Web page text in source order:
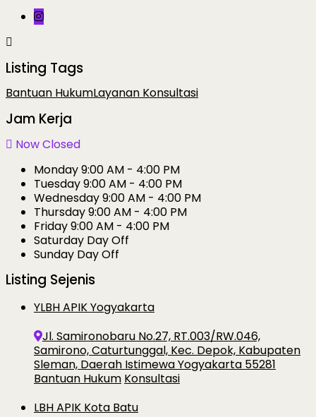
Listing Tags
Bantuan HukumLayanan Konsultasi
Jam Kerja
Now Closed
Monday9:00 AM - 4:00 PM
Tuesday9:00 AM - 4:00 PM
Wednesday9:00 AM - 4:00 PM
Thursday9:00 AM - 4:00 PM
Friday9:00 AM - 4:00 PM
Saturday Day Off
Sunday Day Off
Listing Sejenis
YLBH APIK Yogyakarta
Jl. Samironobaru No.27, RT.003/RW.046,
Samirono, Caturtunggal, Kec. Depok, Kabupaten
Sleman, Daerah Istimewa Yogyakarta 55281
Bantuan Hukum Konsultasi
LBH APIK Kota Batu